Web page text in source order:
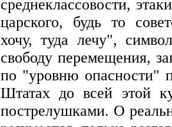
среднеклассовости,
царского, будь то
хочу, туда лечу",
свободу перемещения,
по "уровню опасности"
Штатах до всей этой
пострелушками. О